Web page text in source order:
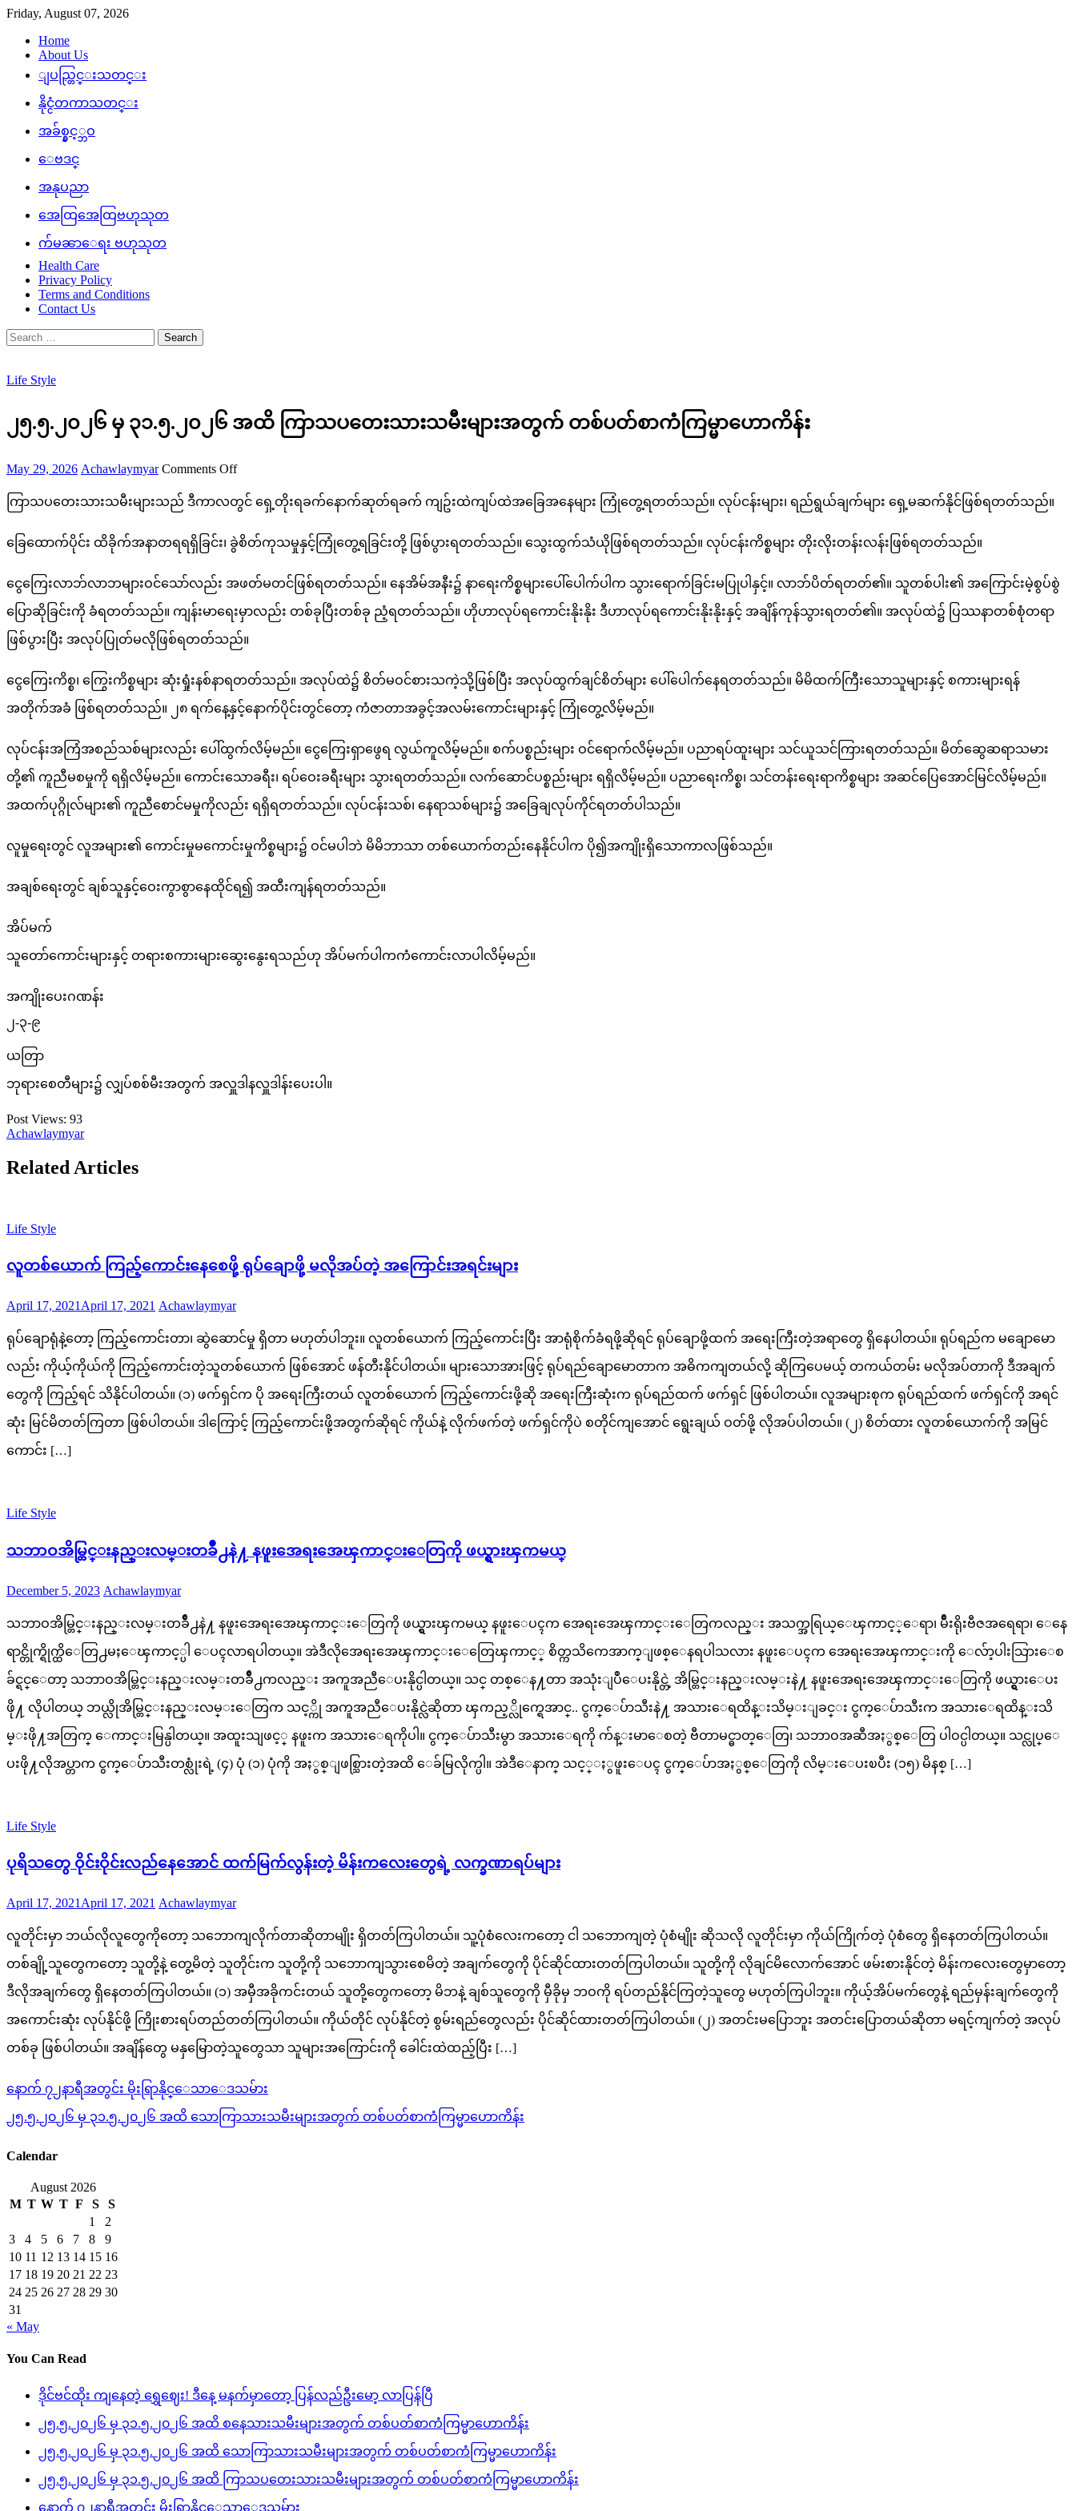
Skip
content
Friday, August 07, 2026
Home
About Us
ျပည္တြင္းသတင္း
နိုင္ငံတကာသတင္း
အခ်စ္နွင့္ဘဝ
ေဗဒင္
အနုပညာ
အေထြအေထြဗဟုသုတ
က်မၼာေရး ဗဟုသုတ
Health Care
Privacy Policy
Terms and Conditions
Contact Us
Search
for:
Life Style
၂၅.၅.၂၀၂၆ မှ ၃၁.၅.၂၀၂၆ အထိ ကြာသပတေးသားသမီးများအတွက် တစ်ပတ်စာကံကြမ္မာဟောကိန်း
Posted
May 29, 2026 Author
Achawlaymyar Comments Offon
မှ
၃၁.၅.၂၀၂၆
ကြာသပတေး
သားသမီး
များ
ပတ်စာ
ကံကြမ္မာ
ဟောကိန်း
ကြာသပတေးသားသမီးများသည် ဒီကာလတွင် ရှေ့တိုးရခက်နောက်ဆုတ်ရခက် ကျဥ်းထဲကျပ်ထဲအခြေအနေများ ကြုံတွေ့ရတတ်သည်။ လုပ်ငန်းများ၊ ရည်ရွယ်ချက်များ ရှေ့မဆက်နိုင်ဖြစ်ရတတ်သည်။
ခြေထောက်ပိုင်း ထိခိုက်အနာတရရရှိခြင်း၊ ခွဲစိတ်ကုသမှုနှင့်ကြုံတွေ့ရခြင်းတို့ ဖြစ်ပွားရတတ်သည်။ သွေးထွက်သံယိုဖြစ်ရတတ်သည်။ လုပ်ငန်းကိစ္စများ တိုးလိုးတန်းလန်းဖြစ်ရတတ်သည်။
ငွေကြေးလာဘ်လာဘများဝင်သော်လည်း အဖတ်မတင်ဖြစ်ရတတ်သည်။ နေအိမ်အနီး၌ နာရေးကိစ္စများပေါ်ပေါက်ပါက သွားရောက်ခြင်းမပြုပါနှင့်။ လာဘ်ပိတ်ရတတ်၏။ သူတစ်ပါး၏ အကြောင်းမဲ့စွပ်စွဲ
ပြောဆိုခြင်းကို ခံရတတ်သည်။ ကျန်းမာရေးမှာလည်း တစ်ခုပြီးတစ်ခု ညံ့ရတတ်သည်။ ဟိုဟာလုပ်ရကောင်းနိုးနိုး ဒီဟာလုပ်ရကောင်းနိုးနိုးနှင့် အချိန်ကုန်သွားရတတ်၏။ အလုပ်ထဲ၌ ပြဿနာတစ်စုံတရာ
ဖြစ်ပွားပြီး အလုပ်ပြုတ်မလိုဖြစ်ရတတ်သည်။
ငွေကြေးကိစ္စ၊ ကြွေးကိစ္စများ ဆုံးရှုံးနစ်နာရတတ်သည်။ အလုပ်ထဲ၌ စိတ်မဝင်စားသကဲ့သို့ဖြစ်ပြီး အလုပ်ထွက်ချင်စိတ်များ ပေါ်ပေါက်နေရတတ်သည်။ မိမိထက်ကြီးသောသူများနှင့် စကားများရန်
အတိုက်အခံ ဖြစ်ရတတ်သည်။ ၂၈ ရက်နေ့နှင့်နောက်ပိုင်းတွင်တော့ ကံဇာတာအခွင့်အလမ်းကောင်းများနှင့် ကြုံတွေ့လိမ့်မည်။
လုပ်ငန်းအကြံအစည်သစ်များလည်း ပေါ်ထွက်လိမ့်မည်။ ငွေကြေးရှာဖွေရ လွယ်ကူလိမ့်မည်။ စက်ပစ္စည်းများ ဝင်ရောက်လိမ့်မည်။ ပညာရပ်ထူးများ သင်ယူသင်ကြားရတတ်သည်။ မိတ်ဆွေဆရာသမား
တို့၏ ကူညီမစမှုကို ရရှိလိမ့်မည်။ ကောင်းသောခရီး၊ ရပ်ဝေးခရီးများ သွားရတတ်သည်။ လက်ဆောင်ပစ္စည်းများ ရရှိလိမ့်မည်။ ပညာရေးကိစ္စ၊ သင်တန်းရေးရာကိစ္စများ အဆင်ပြေအောင်မြင်လိမ့်မည်။
အထက်ပုဂ္ဂိုလ်များ၏ ကူညီစောင်မမှုကိုလည်း ရရှိရတတ်သည်။ လုပ်ငန်းသစ်၊ နေရာသစ်များ၌ အခြေချလုပ်ကိုင်ရတတ်ပါသည်။
လူမှုရေးတွင် လူအများ၏ ကောင်းမှုမကောင်းမှုကိစ္စများ၌ ဝင်မပါဘဲ မိမိဘာသာ တစ်ယောက်တည်းနေနိုင်ပါက ပို၍အကျိုးရှိသောကာလဖြစ်သည်။
အချစ်ရေးတွင် ချစ်သူနှင့်ဝေးကွာစွာနေထိုင်ရ၍ အထီးကျန်ရတတ်သည်။
အိပ်မက်
သူတော်ကောင်းများနှင့် တရားစကားများဆွေးနွေးရသည်ဟု အိပ်မက်ပါကကံကောင်းလာပါလိမ့်မည်။
အကျိုးပေးဂဏန်း
၂-၃-၉
ယတြာ
ဘုရားစေတီများ၌ လျှပ်စစ်မီးအတွက် အလှူဒါနလှူဒါန်းပေးပါ။
Post Views: 93
Achawlaymyar
Related Articles
Life Style
လူတစ်ယောက် ကြည့်ကောင်းနေစေဖို့ ရုပ်ချောဖို့ မလိုအပ်တဲ့ အကြောင်းအရင်းများ
Posted
April 17, 2021 April 17, 2021 Author
Achawlaymyar
ရုပ်ချောရုံနဲ့တော့ ကြည့်ကောင်းတာ၊ ဆွဲဆောင်မှု ရှိတာ မဟုတ်ပါဘူး။ လူတစ်ယောက် ကြည့်ကောင်းပြီး အာရုံစိုက်ခံရဖို့ဆိုရင် ရုပ်ချောဖို့ထက် အရေးကြီးတဲ့အရာတွေ ရှိနေပါတယ်။ ရုပ်ရည်က မချောမော
လည်း ကိုယ့်ကိုယ်ကို ကြည့်ကောင်းတဲ့သူတစ်ယောက် ဖြစ်အောင် ဖန်တီးနိုင်ပါတယ်။ များသောအားဖြင့် ရုပ်ရည်ချောမောတာက အဓိကကျတယ်လို့ ဆိုကြပေမယ့် တကယ်တမ်း မလိုအပ်တာကို ဒီအချက်
တွေကို ကြည့်ရင် သိနိုင်ပါတယ်။ (၁) ဖက်ရှင်က ပို အရေးကြီးတယ် လူတစ်ယောက် ကြည့်ကောင်းဖို့ဆို အရေးကြီးဆုံးက ရုပ်ရည်ထက် ဖက်ရှင် ဖြစ်ပါတယ်။ လူအများစုက ရုပ်ရည်ထက် ဖက်ရှင်ကို အရင်
ဆုံး မြင်မိတတ်ကြတာ ဖြစ်ပါတယ်။ ဒါကြောင့် ကြည့်ကောင်းဖို့အတွက်ဆိုရင် ကိုယ်နဲ့ လိုက်ဖက်တဲ့ ဖက်ရှင်ကိုပဲ စတိုင်ကျအောင် ရွေးချယ် ဝတ်ဖို့ လိုအပ်ပါတယ်။ (၂) စိတ်ထား လူတစ်ယောက်ကို အမြင်
ကောင်း […]
Life Style
သဘာဝအိမ္တြင္းနည္းလမ္းတခ်ိဳ႕နဲ႔ နဖူးအေရးအေၾကာင္းေတြကို ဖယ္ရွားၾကမယ္
Posted
December 5, 2023 Author
Achawlaymyar
သဘာဝအိမ္တြင္းနည္းလမ္းတခ်ိဳ႕နဲ႔ နဖူးအေရးအေၾကာင္းေတြကို ဖယ္ရွားၾကမယ္ နဖူးေပၚက အေရးအေၾကာင္းေတြကလည္း အသက္အရြယ္ေၾကာင့္ေရာ၊ မ်ိဳးရိုးဗီဇအရေရာ၊ ေနေ
ရာင္တိုက္ရိုက္ထိေတြ႕မႈေၾကာင့္ပါ ေပၚလာရပါတယ္။ အဲဒီလိုအေရးအေၾကာင္းေတြေၾကာင့္ စိတ္ကသိကေအာက္ျဖစ္ေနရပါသလား နဖူးေပၚက အေရးအေၾကာင္းကို ေလ်ာ့ပါးသြားေစ
ခ်င္ရင္ေတာ့ သဘာဝအိမ္တြင္းနည္းလမ္းတခ်ိဳ႕ကလည္း အကူအညီေပးနိုင္ပါတယ္။ သင္ တစ္ေန႔တာ အသုံးျပဳေပးနိုင္တဲ့ အိမ္တြင္းနည္းလမ္းနဲ႔ နဖူးအေရးအေၾကာင္းေတြကို ဖယ္ရွားေပး
ဖို႔ လိုပါတယ္ ဘယ္လိုအိမ္တြင္းနည္းလမ္းေတြက သင့္ကို အကူအညီေပးနိုင္လဲဆိုတာ ၾကည့္လိုက္ရေအာင္.. ငွက္ေပ်ာသီးနဲ႔ အသားေရထိန္းသိမ္းျခင္း ငွက္ေပ်ာသီးက အသားေရထိန္းသိ
မ္းဖို႔အတြက္ ေကာင္းမြန္ပါတယ္။ အထူးသျဖင့္ နဖူးက အသားေရကိုပါ။ ငွက္ေပ်ာသီးမွာ အသားေရကို က်န္းမာေစတဲ့ ဗီတာမင္ဓာတ္ေတြ၊ သဘာဝအဆီအႏွစ္ေတြ ပါဝင္ပါတယ္။ သင္လုပ္ေ
ပးဖို႔လိုအပ္တာက ငွက္ေပ်ာသီးတစ္လုံးရဲ့ (၄) ပုံ (၁) ပုံကို အႏွစ္ျဖစ္သြားတဲ့အထိ ေခ်မြလိုက္ပါ။ အဲဒီေနာက္ သင့္ႏွဖူးေပၚ ငွက္ေပ်ာအႏွစ္ေတြကို လိမ္းေပးၿပီး (၁၅) မိနစ္ […]
Life Style
ပုရိသတွေ ဝိုင်းဝိုင်းလည်နေအောင် ထက်မြက်လွန်းတဲ့ မိန်းကလေးတွေရဲ့ လက္ခဏာရပ်များ
Posted
April 17, 2021 April 17, 2021 Author
Achawlaymyar
လူတိုင်းမှာ ဘယ်လိုလူတွေကိုတော့ သဘောကျလိုက်တာဆိုတာမျိုး ရှိတတ်ကြပါတယ်။ သူ့ပုံစံလေးကတော့ ငါ သဘောကျတဲ့ ပုံစံမျိုး ဆိုသလို လူတိုင်းမှာ ကိုယ်ကြိုက်တဲ့ ပုံစံတွေ ရှိနေတတ်ကြပါတယ်။
တစ်ချို့သူတွေကတော့ သူတို့နဲ့ တွေ့မိတဲ့ သူတိုင်းက သူတို့ကို သဘောကျသွားစေမိတဲ့ အချက်တွေကို ပိုင်ဆိုင်ထားတတ်ကြပါတယ်။ သူတို့ကို လိုချင်မိလောက်အောင် ဖမ်းစားနိုင်တဲ့ မိန်းကလေးတွေမှာတော့
ဒီလိုအချက်တွေ ရှိနေတတ်ကြပါတယ်။ (၁) အမှီအခိုကင်းတယ် သူတို့တွေကတော့ မိဘနဲ့ ချစ်သူတွေကို မှီခိုမှ ဘဝကို ရပ်တည်နိုင်ကြတဲ့သူတွေ မဟုတ်ကြပါဘူး။ ကိုယ့်အိပ်မက်တွေနဲ့ ရည်မှန်းချက်တွေကို
အကောင်းဆုံး လုပ်နိုင်ဖို့ ကြိုးစားရပ်တည်တတ်ကြပါတယ်။ ကိုယ်တိုင် လုပ်နိုင်တဲ့ စွမ်းရည်တွေလည်း ပိုင်ဆိုင်ထားတတ်ကြပါတယ်။ (၂) အတင်းမပြောဘူး အတင်းပြောတယ်ဆိုတာ မရင့်ကျက်တဲ့ အလုပ်
တစ်ခု ဖြစ်ပါတယ်။ အချိန်တွေ မနှမြောတဲ့သူတွေသာ သူများအကြောင်းကို ခေါင်းထဲထည့်ပြီး […]
Post
navigation
နောက် ၇၂နာရီအတွင်း မိုးရြာနိုင္ေသာေဒသမ်ား
၂၅.၅.၂၀၂၆ မှ ၃၁.၅.၂၀၂၆ အထိ သောကြာသားသမီးများအတွက် တစ်ပတ်စာကံကြမ္မာဟောကိန်း
Calendar
August 2026
M T W T F S
S
1
2
3
4 5 6 7 8
9
10 11 12 13 14 15 16
17 18 19 20 21 22 23
24 25 26 27 28 29 30
31
« May
You Can Read
ဒိုင်ဗင်ထိုး ကျနေတဲ့ ရွှေဈေး! ဒီနေ့ မနက်မှာတော့ ပြန်လည်ဦးမော့ လာပြန်ပြီ
၂၅.၅.၂၀၂၆ မှ ၃၁.၅.၂၀၂၆ အထိ စနေသားသမီးများအတွက် တစ်ပတ်စာကံကြမ္မာဟောကိန်း
၂၅.၅.၂၀၂၆ မှ ၃၁.၅.၂၀၂၆ အထိ သောကြာသားသမီးများအတွက် တစ်ပတ်စာကံကြမ္မာဟောကိန်း
၂၅.၅.၂၀၂၆ မှ ၃၁.၅.၂၀၂၆ အထိ ကြာသပတေးသားသမီးများအတွက် တစ်ပတ်စာကံကြမ္မာဟောကိန်း
နောက် ၇၂နာရီအတွင်း မိုးရြာနိုင္ေသာေဒသမ်ား